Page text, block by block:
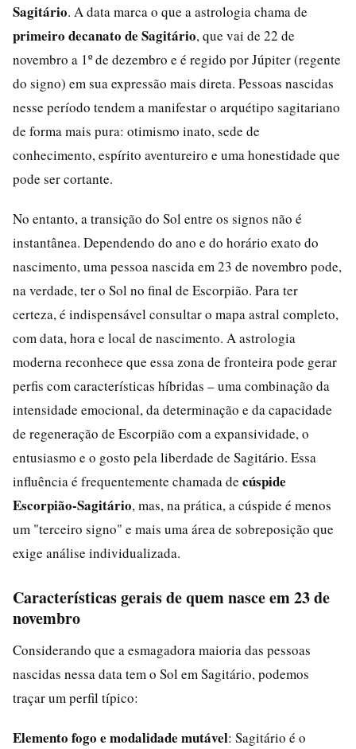
Sagitário. A data marca o que a astrologia chama de
primeiro decanato de Sagitário, que vai de 22 de
novembro a 1º de dezembro e é regido por Júpiter (regente
do signo) em sua expressão mais direta. Pessoas nascidas
nesse período tendem a manifestar o arquétipo sagitariano
de forma mais pura: otimismo inato, sede de
conhecimento, espírito aventureiro e uma honestidade que
pode ser cortante.
No entanto, a transição do Sol entre os signos não é
instantânea. Dependendo do ano e do horário exato do
nascimento, uma pessoa nascida em 23 de novembro pode,
na verdade, ter o Sol no final de Escorpião. Para ter
certeza, é indispensável consultar o mapa astral completo,
com data, hora e local de nascimento. A astrologia
moderna reconhece que essa zona de fronteira pode gerar
perfis com características híbridas – uma combinação da
intensidade emocional, da determinação e da capacidade
de regeneração de Escorpião com a expansividade, o
entusiasmo e o gosto pela liberdade de Sagitário. Essa
influência é frequentemente chamada de cúspide
Escorpião-Sagitário, mas, na prática, a cúspide é menos
um "terceiro signo" e mais uma área de sobreposição que
exige análise individualizada.
Características gerais de quem nasce em 23 de
novembro
Considerando que a esmagadora maioria das pessoas
nascidas nessa data tem o Sol em Sagitário, podemos
traçar um perfil típico:
Elemento fogo e modalidade mutável: Sagitário é o